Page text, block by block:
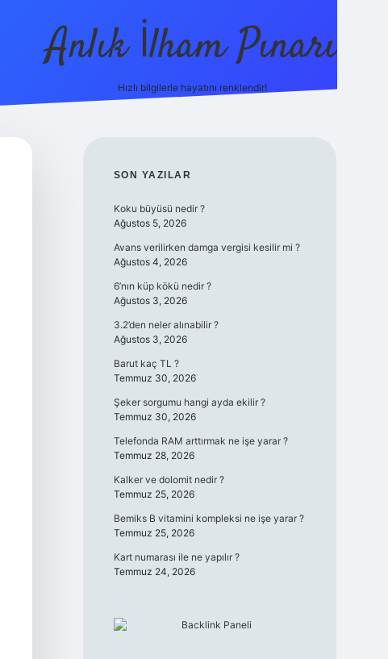
Anlık İlham Pınarı
Hızlı bilgilerle hayatını renklendir!
SIDEBAR
SON YAZILAR
Koku büyüsü nedir ?
Ağustos 5, 2026
Avans verilirken damga vergisi kesilir mi ?
Ağustos 4, 2026
6’nın küp kökü nedir ?
Ağustos 3, 2026
3.2’den neler alınabilir ?
Ağustos 3, 2026
Barut kaç TL ?
Temmuz 30, 2026
Şeker sorgumu hangi ayda ekilir ?
Temmuz 30, 2026
Telefonda RAM arttırmak ne işe yarar ?
Temmuz 28, 2026
Kalker ve dolomit nedir ?
Temmuz 25, 2026
Bemiks B vitamini kompleksi ne işe yarar ?
Temmuz 25, 2026
Kart numarası ile ne yapılır ?
Temmuz 24, 2026